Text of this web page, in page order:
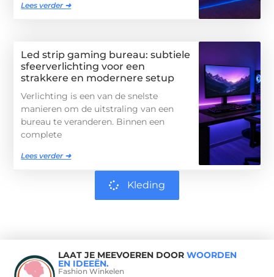
Lees verder ➜
Led strip gaming bureau: subtiele
sfeerverlichting voor een
strakkere en modernere setup
Verlichting is een van de snelste
manieren om de uitstraling van een
bureau te veranderen. Binnen een
complete
Lees verder ➜
Kleding
LAAT JE MEEVOEREN DOOR WOORDEN
EN IDEEËN.
Fashion Winkelen